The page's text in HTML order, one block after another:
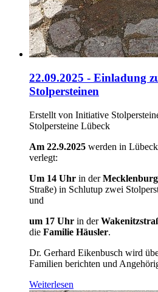
22.09.2025 - Einladung
Stolpersteinen
Erstellt von Initiative
Stolpersteine Lübeck
Am 22.9.2025 werden in
verlegt:
Um 14 Uhr in der
Straße) in Schlutup zwei
und
um 17 Uhr in der
die Familie Häusler.
Dr. Gerhard Eikenbusch wird
Familien berichten und
Weiterlesen